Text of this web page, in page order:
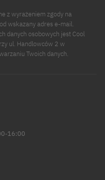
z wyrażeniem zgody na
wskazany adres e-mail.
danych osobowych jest Cool
ul. Handlowców 2 w
Twoich danych.
16:00